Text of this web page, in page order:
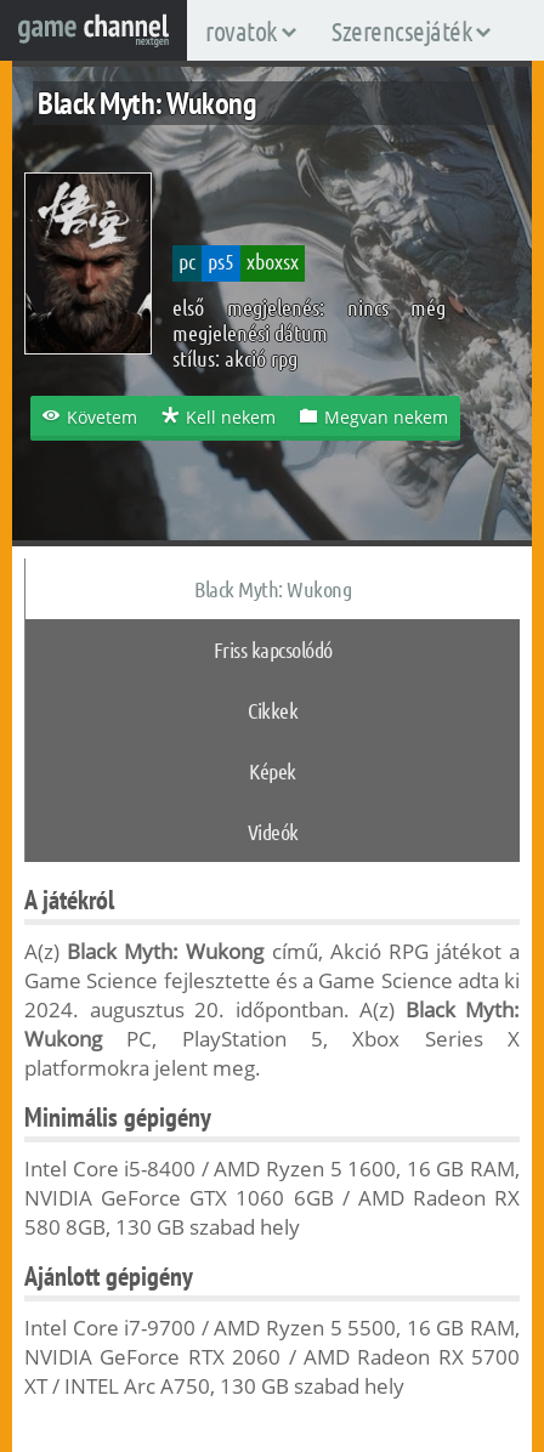
rovatok Szerencsejáték
Black Myth: Wukong
pc ps5 xboxsx
első megjelenés: nincs még
megjelenési dátum
stílus: akció rpg
Követem Kell nekem Megvan nekem
Black Myth: Wukong
Friss kapcsolódó
Cikkek
Képek
Videók
A játékról
A(z) Black Myth: Wukongcímű, Akció RPG játékot a
Game Science fejlesztette és a Game Science adta ki
2024. augusztus 20. időpontban. A(z) Black Myth:
WukongPC, PlayStation 5, Xbox Series X
platformokra jelent meg.
Minimális gépigény
Intel Core i5-8400 / AMD Ryzen 5 1600, 16 GB RAM,
NVIDIA GeForce GTX 1060 6GB / AMD Radeon RX
580 8GB, 130 GB szabad hely
Ajánlott gépigény
Intel Core i7-9700 / AMD Ryzen 5 5500, 16 GB RAM,
NVIDIA GeForce RTX 2060 / AMD Radeon RX 5700
XT / INTEL Arc A750, 130 GB szabad hely